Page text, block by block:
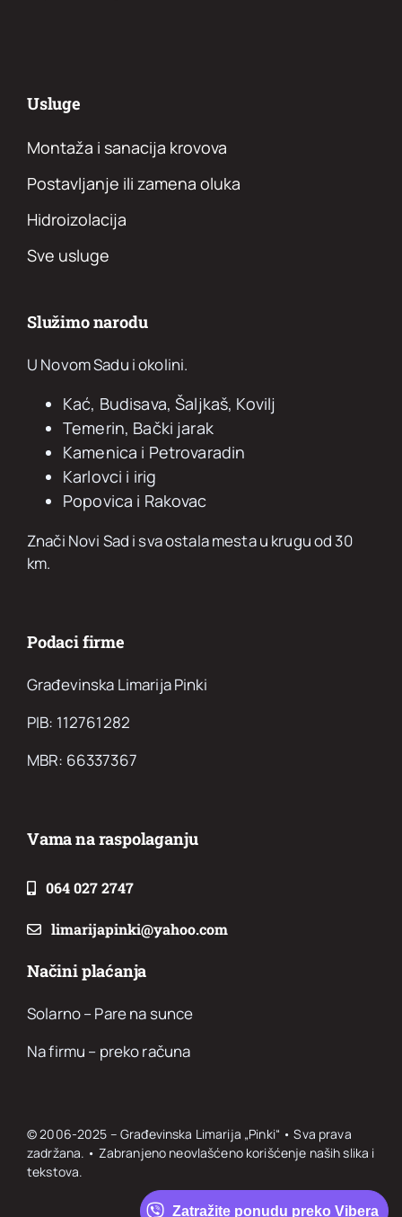
Usluge
Montaža i sanacija krovova
Postavljanje ili zamena oluka
Hidroizolacija
Sve usluge
Služimo narodu
U Novom Sadu i okolini.
Kać, Budisava, Šaljkaš, Kovilj
Temerin, Bački jarak
Kamenica i Petrovaradin
Karlovci i irig
Popovica i Rakovac
Znači Novi Sad i sva ostala mesta u krugu od 30
km.
Podaci firme
Građevinska Limarija Pinki
PIB: 112761282
MBR: 66337367
Vama na raspolaganju
064 027 2747
limarijapinki@yahoo.com
Načini plaćanja
Solarno – Pare na sunce
Na firmu – preko računa
© 2006-2025 – Građevinska Limarija „Pinki“ • Sva prava
zadržana. • Zabranjeno neovlašćeno korišćenje naših slika i
tekstova.
Zatražite ponudu preko Vibera